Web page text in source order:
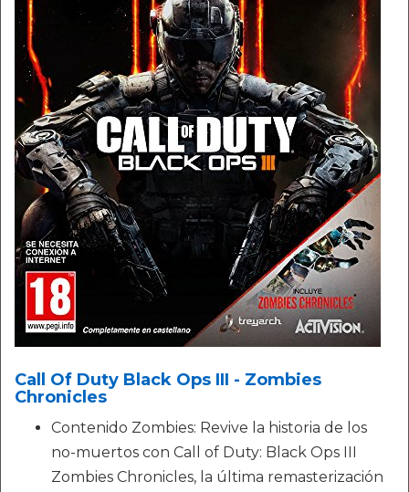
Call Of Duty Black Ops III - Zombies
Chronicles
Contenido Zombies: Revive la historia de los
no-muertos con Call of Duty: Black Ops III
Zombies Chronicles, la última remasterización